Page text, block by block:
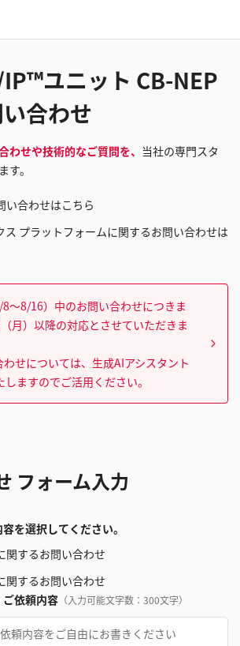
ユニット CB-NEP
合わせ
わせや技術的なご質問を、 当社の専門スタ
す。
い合わせはこちら
ス プラットフォームに関するお問い合わせは
～8/16）中のお問い合わせにつきま
月）以降の対応とさせていただきま
せについては、生成AIアシスタント
ますのでご活用ください。
フォーム入力
を選択してください。
関するお問い合わせ
関するお問い合わせ
依頼内容 （入力可能文字数：300文字）